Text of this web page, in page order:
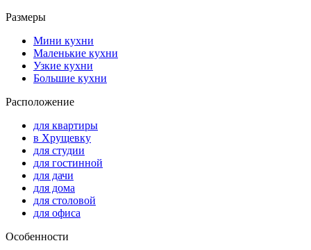
Размеры
Мини кухни
Маленькие кухни
Узкие кухни
Большие кухни
Расположение
для квартиры
в Хрущевку
для студии
для гостинной
для дачи
для дома
для столовой
для офиса
Особенности